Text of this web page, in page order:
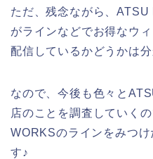
ただ、残念ながら、
がラインなどでお得なウ
配信しているかどうかは
なので、今後も色々と
店のことを調査していく
WORKSのラインをみつ
す♪